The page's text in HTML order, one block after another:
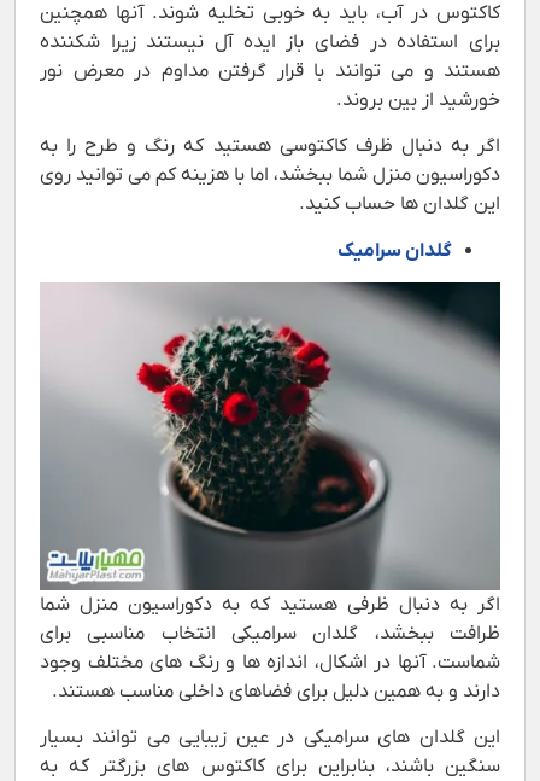
کاکتوس در آب، باید به خوبی تخلیه شوند. آنها همچنین
برای استفاده در فضای باز ایده آل نیستند زیرا شکننده
هستند و می توانند با قرار گرفتن مداوم در معرض نور
خورشید از بین بروند.
اگر به دنبال ظرف کاکتوسی هستید که رنگ و طرح را به
دکوراسیون منزل شما ببخشد، اما با هزینه کم می توانید روی
این گلدان ها حساب کنید.
گلدان سرامیک
اگر به دنبال ظرفی هستید که به دکوراسیون منزل شما
ظرافت ببخشد، گلدان سرامیکی انتخاب مناسبی برای
شماست. آنها در اشکال، اندازه ها و رنگ های مختلف وجود
دارند و به همین دلیل برای فضاهای داخلی مناسب هستند.
این گلدان های سرامیکی در عین زیبایی می توانند بسیار
سنگین باشند، بنابراین برای کاکتوس های بزرگتر که به